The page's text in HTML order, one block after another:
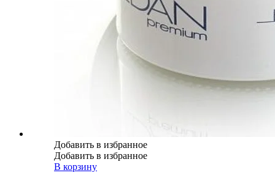
Добавить в избранное
Добавить в избранное
В корзину